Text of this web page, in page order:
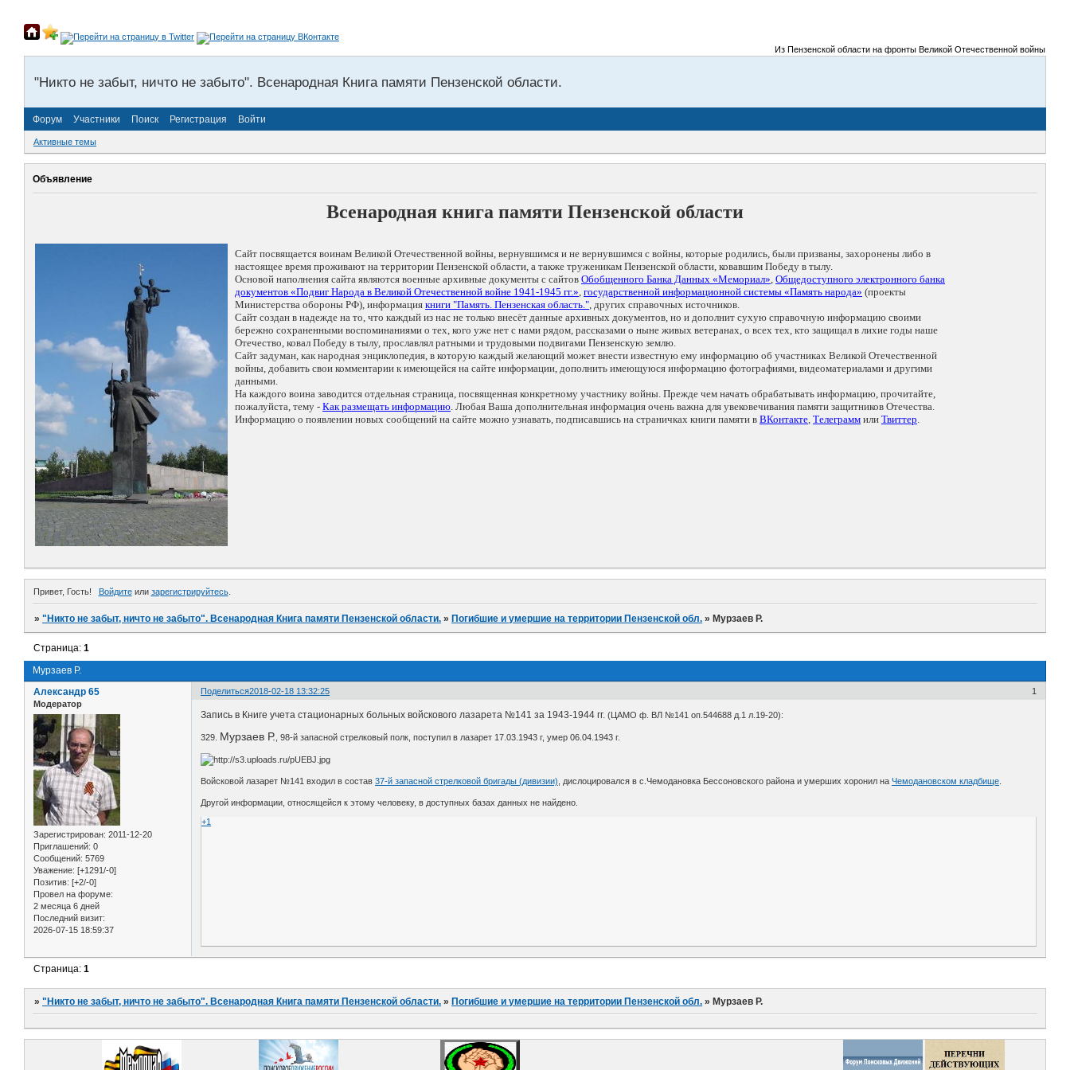
Из Пензенской области на фронты Великой Отечественной войны
"Никто не забыт, ничто не забыто". Всенародная Книга памяти Пензенской области.
Форум Участники Поиск Регистрация Войти
Активные темы
Объявление
Всенародная книга памяти Пензенской области
Сайт посвящается воинам Великой Отечественной войны, вернувшимся и не вернувшимся с войны, которые родились, были призваны, захоронены либо в
настоящее время проживают на территории Пензенской области, а также труженикам Пензенской области, ковавшим Победу в тылу.
Основой наполнения сайта являются военные архивные документы с сайтов Обобщенного Банка Данных «Мемориал», Общедоступного электронного банка
документов «Подвиг Народа в Великой Отечественной войне 1941-1945 гг.», государственной информационной системы «Память народа» (проекты
Министерства обороны РФ), информация книги "Память. Пензенская область.", других справочных источников.
Сайт создан в надежде на то, что каждый из нас не только внесёт данные архивных документов, но и дополнит сухую справочную информацию своими
бережно сохраненными воспоминаниями о тех, кого уже нет с нами рядом, рассказами о ныне живых ветеранах, о всех тех, кто защищал в лихие годы наше
Отечество, ковал Победу в тылу, прославлял ратными и трудовыми подвигами Пензенскую землю.
Сайт задуман, как народная энциклопедия, в которую каждый желающий может внести известную ему информацию об участниках Великой Отечественной
войны, добавить свои комментарии к имеющейся на сайте информации, дополнить имеющуюся информацию фотографиями, видеоматериалами и другими
данными.
На каждого воина заводится отдельная страница, посвященная конкретному участнику войны. Прежде чем начать обрабатывать информацию, прочитайте,
пожалуйста, тему - Как размещать информацию. Любая Ваша дополнительная информация очень важна для увековечивания памяти защитников Отечества.
Информацию о появлении новых сообщений на сайте можно узнавать, подписавшись на страничках книги памяти в ВКонтакте, Телеграмм или Твиттер.
Привет, Гость! Войдитеили зарегистрируйтесь.
»"Никто не забыт, ничто не забыто". Всенародная Книга памяти Пензенской области. » Погибшие и умершие на территории Пензенской обл. » Мурзаев Р.
Мурзаев Р.
Страница:1
Поделиться 1
2018-02-18 13:32:25
Александр 65
Модератор
Зарегистрирован: 2011-12-20
Приглашений: 0
Сообщений: 5769
Уважение: [+1291/-0]
Позитив: [+2/-0]
Провел на форуме:
2 месяца 6 дней
Последний визит:
2026-07-15 18:59:37
Запись в Книге учета стационарных больных войскового лазарета №141 за 1943-1944 гг. (ЦАМО ф. ВЛ №141 оп.544688 д.1 л.19-20):
329. Мурзаев Р. , 98-й запасной стрелковый полк, поступил в лазарет 17.03.1943 г, умер 06.04.1943 г.
Войсковой лазарет №141 входил в состав37-й запасной стрелковой бригады (дивизии) , дислоцировался в с.Чемодановка Бессоновского района и умерших хоронил наЧемодановском кладбище
Другой информации, относящейся к этому человеку, в доступных базах данных не найдено.
+1
Страница:1
»"Никто не забыт, ничто не забыто". Всенародная Книга памяти Пензенской области. » Погибшие и умершие на территории Пензенской обл. » Мурзаев Р.